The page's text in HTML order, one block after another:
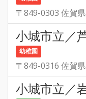
〒849-0303 佐賀
小城市立／
幼稚園
〒849-0316 佐賀
小城市立／